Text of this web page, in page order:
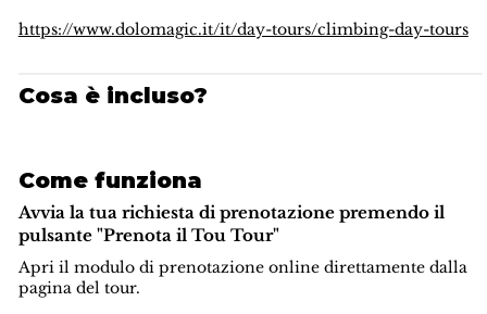
https://www.dolomagic.it/it/day-tours/climbing-day-tours
Cosa è incluso?
Come funziona
Avvia la tua richiesta di prenotazione premendo il
pulsante "Prenota il Tou Tour"
Apri il modulo di prenotazione online direttamente dalla
pagina del tour.